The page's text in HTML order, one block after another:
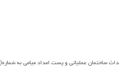
ساختمان عملیاتی و پست امداد میامی به شماره(99/09)